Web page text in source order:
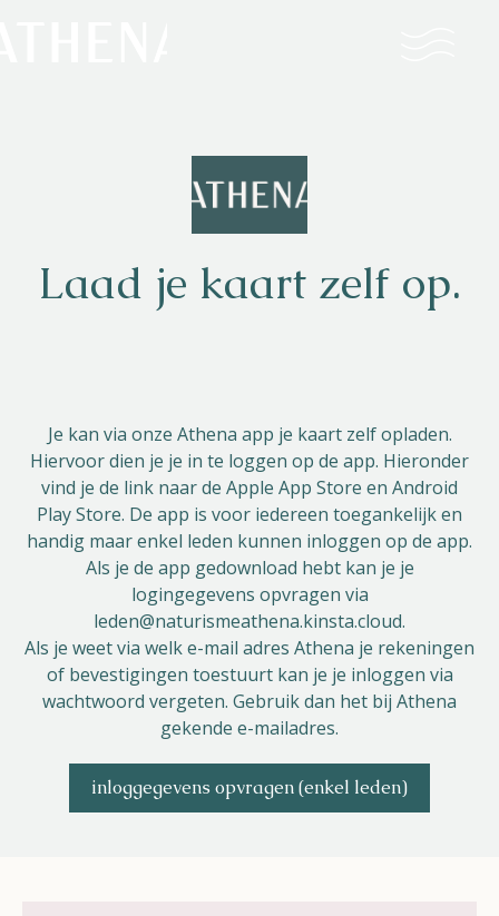
Naturisme
Community
Parken
Ossendrecht
Le Perron
Helios
Contact
Laad je kaart zelf op.
Je kan via onze Athena app je kaart zelf opladen.
Hiervoor dien je je in te loggen op de app. Hieronder
vind je de link naar de Apple App Store en Android
Play Store. De app is voor iedereen toegankelijk en
handig maar enkel leden kunnen inloggen op de app.
Als je de app gedownload hebt kan je je
logingegevens opvragen via
leden@naturismeathena.kinsta.cloud.
Als je weet via welk e-mail adres Athena je rekeningen
of bevestigingen toestuurt kan je je inloggen via
wachtwoord vergeten. Gebruik dan het bij Athena
gekende e-mailadres.
inloggegevens opvragen (enkel leden)